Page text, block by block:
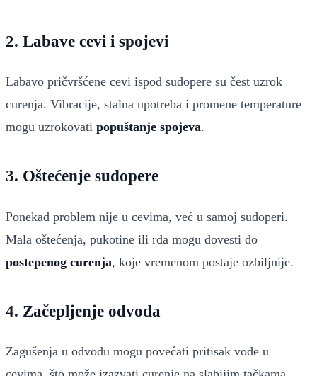
2. Labave cevi i spojevi
Labavo pričvršćene cevi ispod sudopere su čest uzrok
curenja. Vibracije, stalna upotreba i promene temperature
mogu uzrokovati popuštanje spojeva.
3. Oštećenje sudopere
Ponekad problem nije u cevima, već u samoj sudoperi.
Mala oštećenja, pukotine ili rđa mogu dovesti do
postepenog curenja, koje vremenom postaje ozbiljnije.
4. Začepljenje odvoda
Zagušenja u odvodu mogu povećati pritisak vode u